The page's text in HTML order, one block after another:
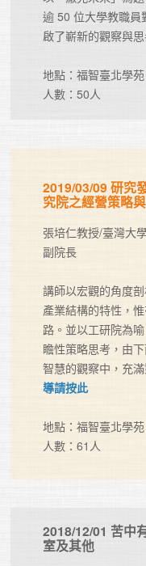
逾 50 位大學教職員
啟了嶄新的觀察與
地點：福智臺北學苑
2019/03/09 研究
究院之經營策略
張培仁教授/臺灣大
副院長
講師以宏觀的角度
產業結構的特性，
路。並以工研院為
瞻性策略思考，由
智慧的觀察中，充
導請按此
地點：福智臺北學苑
2018/12/01 苦中
室及其他